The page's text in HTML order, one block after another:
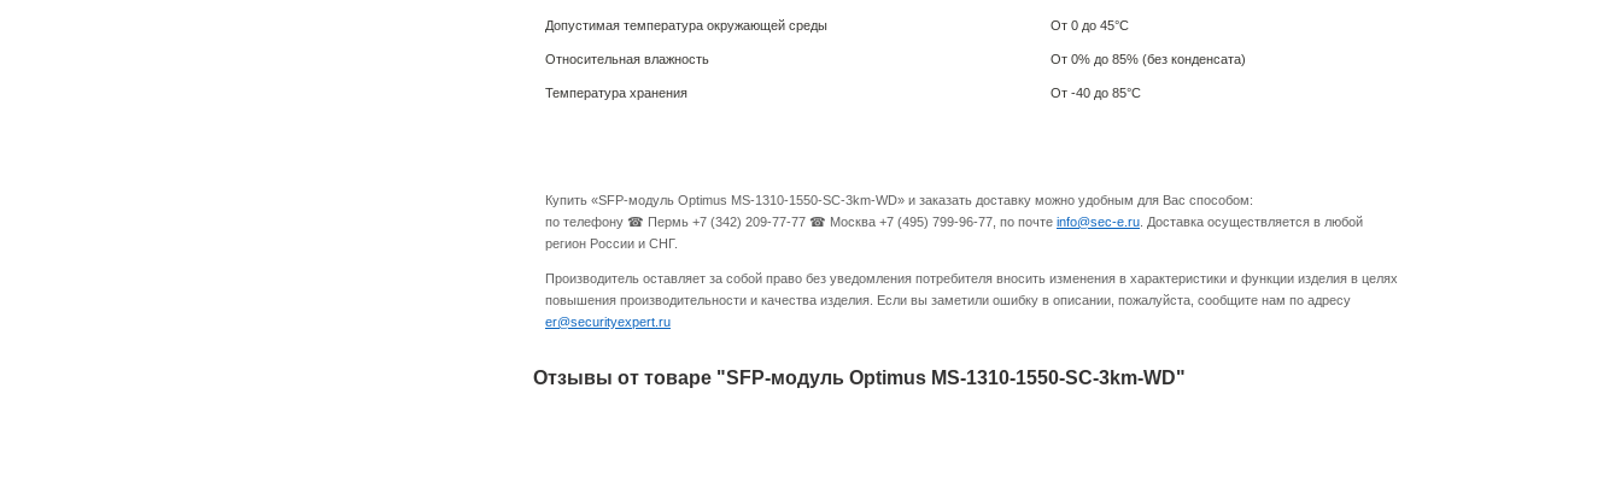
Допустимая температура окружающей среды От 0 до 45°C
Относительная влажность От 0% до 85% (без конденсата)
Температура хранения От -40 до 85°C
Купить «SFP-модуль Optimus MS-1310-1550-SC-3km-WD» и заказать доставку можно удобным для Вас способом:
по телефону ☎ Пермь +7 (342) 209-77-77 ☎ Москва +7 (495) 799-96-77, по почте info@sec-e.ru . Доставка осуществляется в любой
регион России и СНГ.
Производитель оставляет за собой право без уведомления потребителя вносить изменения в характеристики и функции изделия в целях
повышения производительности и качества изделия. Если вы заметили ошибку в описании, пожалуйста, сообщите нам по адресу
er@securityexpert.ru
Отзывы от товаре "SFP-модуль Optimus MS-1310-1550-SC-3km-WD"